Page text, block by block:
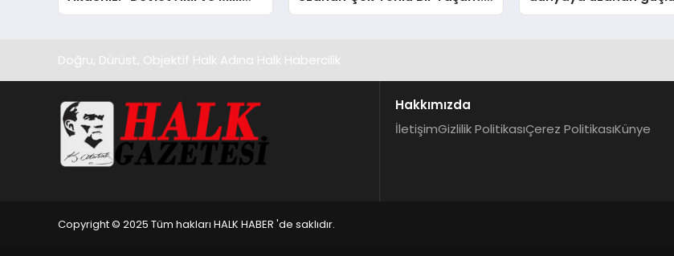
Çıkarlar Her Şeyin Üzerindedir”
Yeşim Şahin Yaman
büyümesini
Doğru, Dürüst, Objektif Halk Adına Halk Habercilik
Hakkımızda
İletişimGizlilik PolitikasıÇerez PolitikasıKünye
Copyright © 2025 Tüm hakları HALK HABER 'de saklıdır.